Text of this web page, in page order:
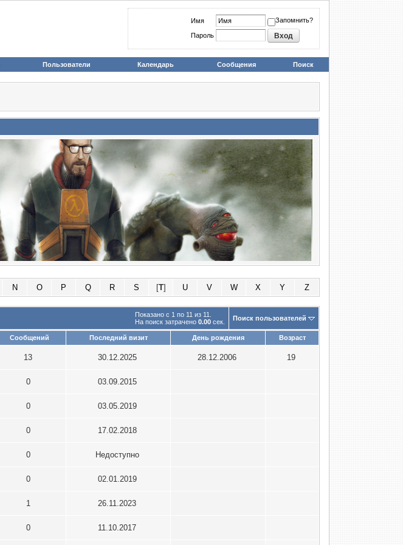
Имя Запомнить?
Пароль
Пользователи Календарь Сообщения Поиск
N O P Q R S [T] U V W X Y Z
Показано с 1 по 11 из 11.
На поиск затрачено 0.00 сек. Поиск пользователей
Сообщений Последний визит День рождения Возраст
13 30.12.2025 28.12.2006 19
0 03.09.2015
0 03.05.2019
0 17.02.2018
0 Недоступно
0 02.01.2019
1 26.11.2023
0 11.10.2017